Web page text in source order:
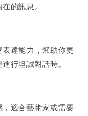
的訊息。
達能力，幫助你更
行坦誠對話時。
適合藝術家或需要